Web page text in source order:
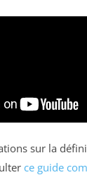
sur la
ce guide